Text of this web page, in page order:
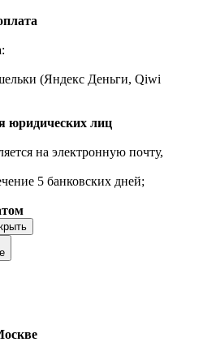
(Яндекс Деньги, Qiwi
юридических лиц
на электронную почту,
5 банковских дней;